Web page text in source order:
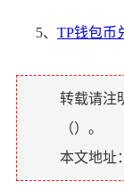
5、 TP钱包币
转载请注
（）。
本文地址：